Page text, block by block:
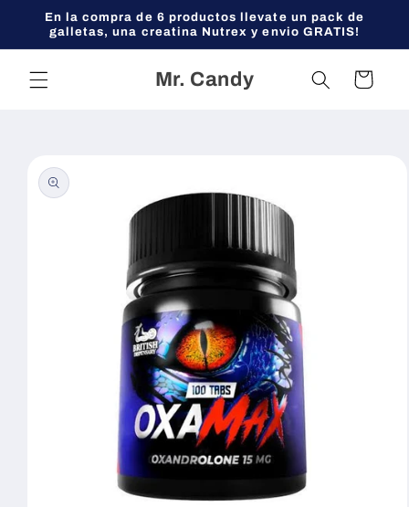
directamente
al contenido
En la compra de 6 productos llevate un pack de
galletas, una creatina Nutrex y envio GRATIS!
Mr. Candy Carrito
información